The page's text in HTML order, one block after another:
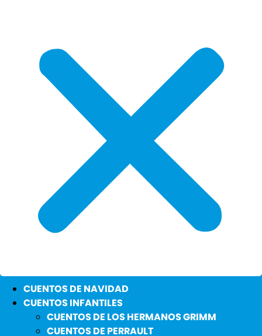
CUENTOS DE NAVIDAD
CUENTOS INFANTILES
CUENTOS DE LOS HERMANOS GRIMM
CUENTOS DE PERRAULT